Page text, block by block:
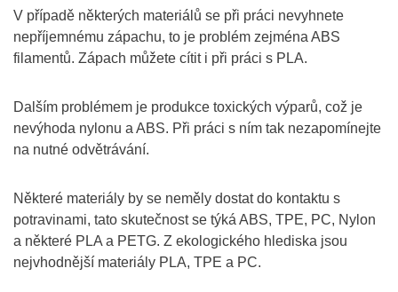
V případě některých materiálů se při práci nevyhnete
nepříjemnému zápachu, to je problém zejména ABS
filamentů. Zápach můžete cítit i při práci s PLA.
Dalším problémem je produkce toxických výparů, což je
nevýhoda nylonu a ABS. Při práci s ním tak nezapomínejte
na nutné odvětrávání.
Některé materiály by se neměly dostat do kontaktu s
potravinami, tato skutečnost se týká ABS, TPE, PC, Nylon
a některé PLA a PETG. Z ekologického hlediska jsou
nejvhodnější materiály PLA, TPE a PC.